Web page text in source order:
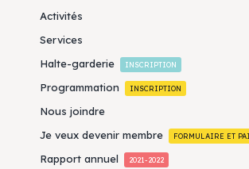
Activités
Services
Halte-garderie
INSCRIPTION
Programmation INSCRIPTION
Nous joindre
Je veux devenir membre
FORMULAIRE ET
Rapport annuel 2021-2022